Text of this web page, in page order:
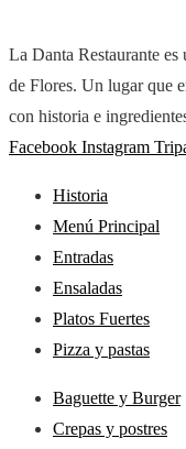
La Danta Restaurante
de Flores. Un lugar que
con historia e
Facebook Instagram
Historia
Menú Principal
Entradas
Ensaladas
Platos Fuertes
Pizza y pastas
Baguette y Burger
Crepas y postres